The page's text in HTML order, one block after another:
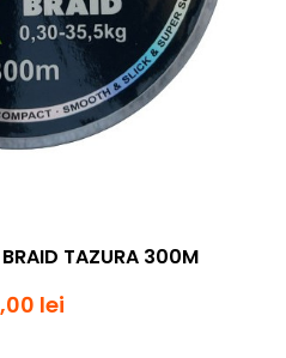
TAZURA 300M
lei